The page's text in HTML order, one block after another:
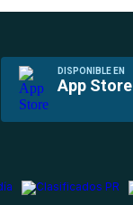
DISPONIBLE EN
App Store